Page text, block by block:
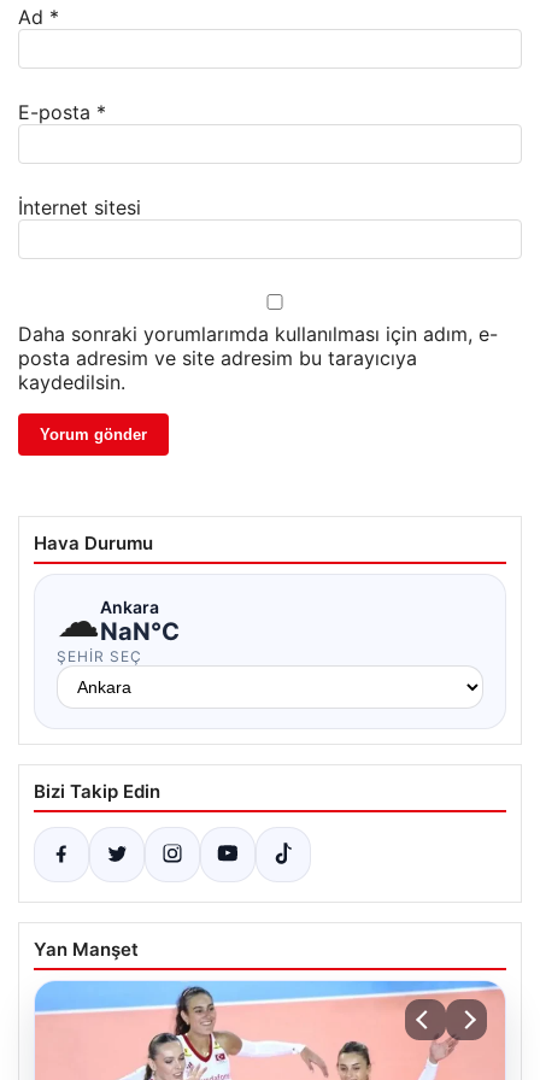
Ad *
E-posta *
İnternet sitesi
Daha sonraki yorumlarımda kullanılması için adım, e-
posta adresim ve site adresim bu tarayıcıya
kaydedilsin.
Hava Durumu
☁Ankara
NaN°C
ŞEHIR SEÇ
Bizi Takip Edin
Yan Manşet